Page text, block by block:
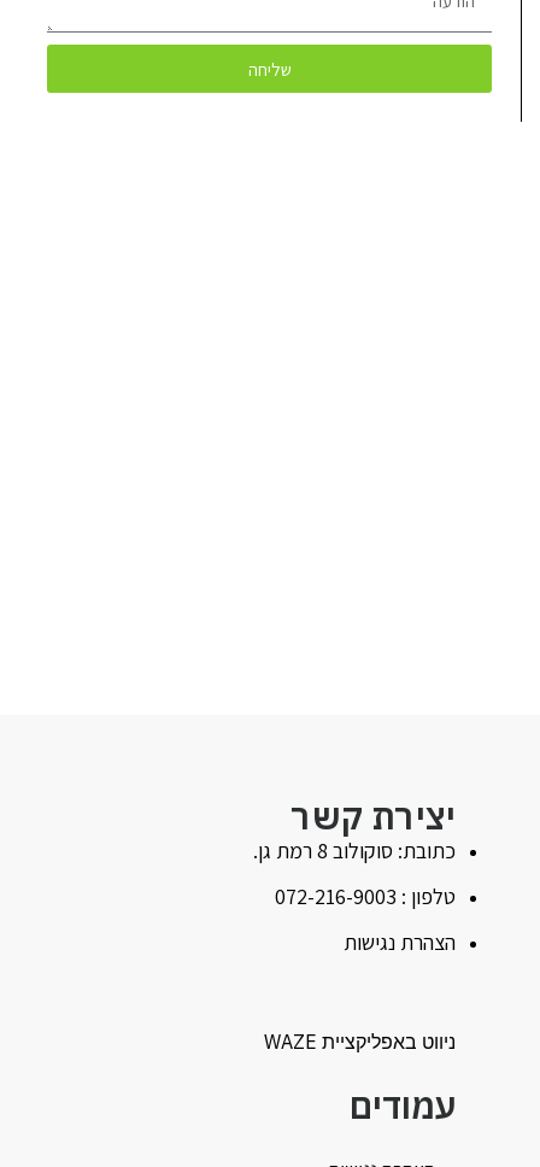
שליחה
יצירת קשר
כתובת: סוקולוב 8 רמת גן.
טלפון : 072-216-9003
הצהרת נגישות
ניווט באפליקציית WAZE
עמודים